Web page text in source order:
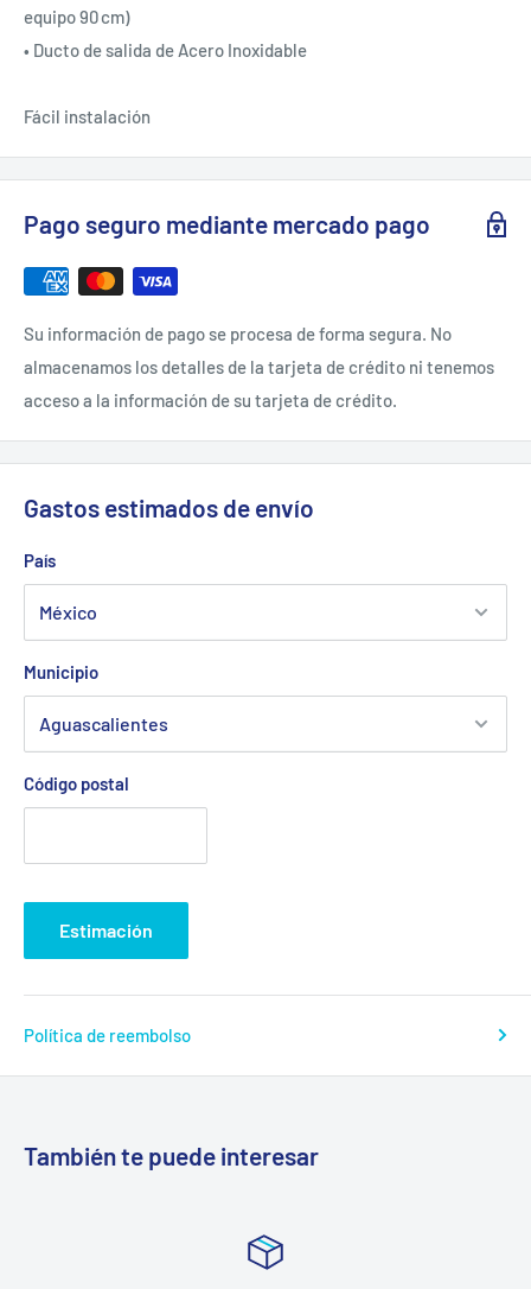
equipo 90 cm)
• Ducto de salida de Acero Inoxidable
Fácil instalación
Pago seguro mediante mercado pago
Su información de pago se procesa de forma segura. No
almacenamos los detalles de la tarjeta de crédito ni tenemos
acceso a la información de su tarjeta de crédito.
Gastos estimados de envío
País
Municipio
Código postal
Estimación
Política de reembolso
También te puede interesar